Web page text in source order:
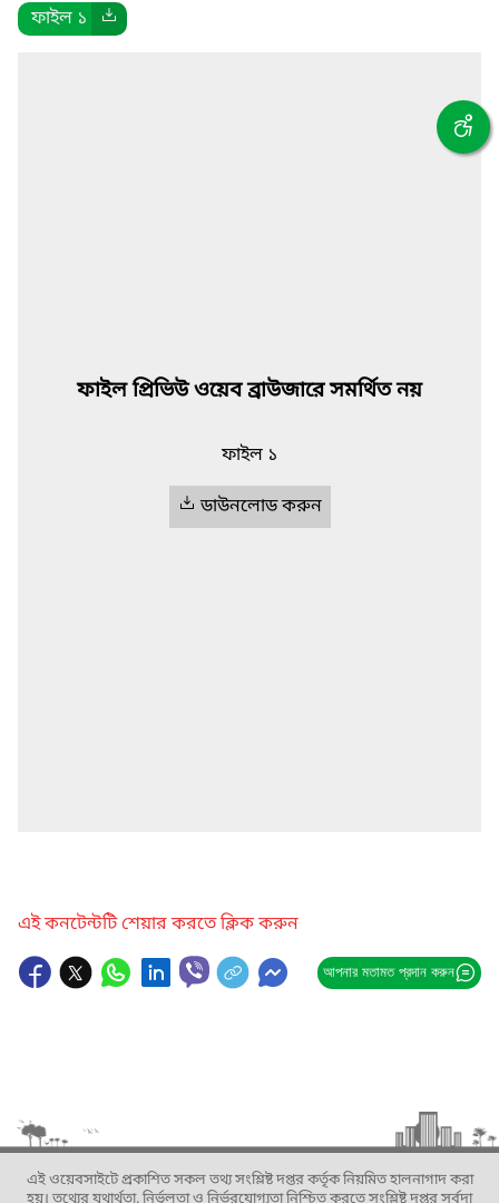
ফাইল ১
ফাইল প্রিভিউ ওয়েব ব্রাউজারে সমর্থিত নয়
ফাইল ১
ডাউনলোড করুন
এই কনটেন্টটি শেয়ার করতে ক্লিক করুন
আপনার মতামত প্রদান করুন
এই ওয়েবসাইটে প্রকাশিত সকল তথ্য সংশ্লিষ্ট দপ্তর কর্তৃক নিয়মিত হালনাগাদ করা
হয়। তথ্যের যথার্থতা, নির্ভুলতা ও নির্ভরযোগ্যতা নিশ্চিত করতে সংশ্লিষ্ট দপ্তর সর্বদা